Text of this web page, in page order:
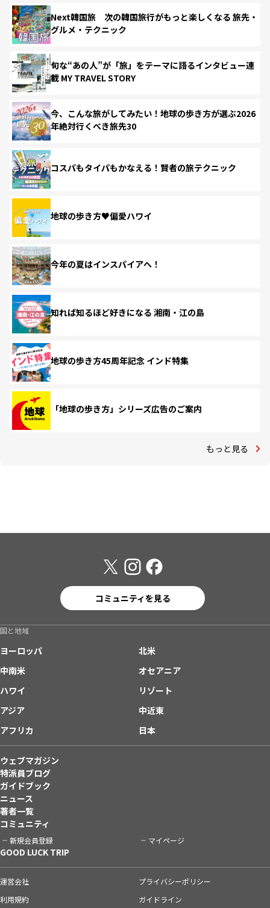
Next韓国旅 次の韓国旅行がもっと楽しくなる 旅先・
グルメ・テクニック
旬な“あの人”が「旅」をテーマに語るインタビュー連
載 MY TRAVEL STORY
今、こんな旅がしてみたい！地球の歩き方が選ぶ2026
年絶対行くべき旅先30
コスパもタイパもかなえる！賢者の旅テクニック
地球の歩き方♥偏愛ハワイ
今年の夏はインスパイアへ！
知れば知るほど好きになる 湘南・江の島
地球の歩き方45周年記念 インド特集
「地球の歩き方」シリーズ広告のご案内
もっと見る
コミュニティを見る
国と地域
ヨーロッパ
北米
中南米
オセアニア
ハワイ
リゾート
アジア
中近東
アフリカ
日本
ウェブマガジン
特派員ブログ
ガイドブック
ニュース
著者一覧
コミュニティ
新規会員登録 マイページ
GOOD LUCK TRIP
運営会社
プライバシーポリシー
利用規約
ガイドライン